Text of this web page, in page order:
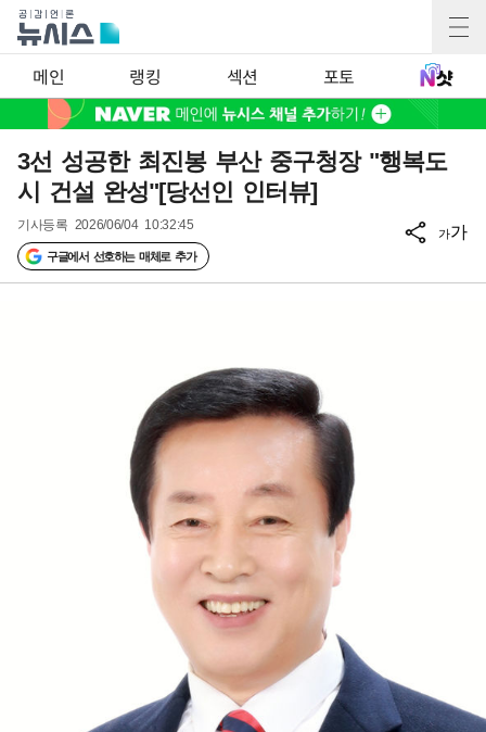
메인 랭킹 섹션 포토
3선 성공한 최진봉 부산 중구청장 "행복도
시 건설 완성"[당선인 인터뷰]
기사등록 2026/06/04 10:32:45
구글에서 선호하는 매체로 추가
가가